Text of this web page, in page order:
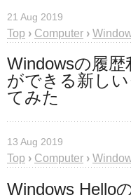
21 Aug 2019
Top › Computer ›
Windowsの履
ができる新し
てみた
13 Aug 2019
Top › Computer ›
Windows Hello